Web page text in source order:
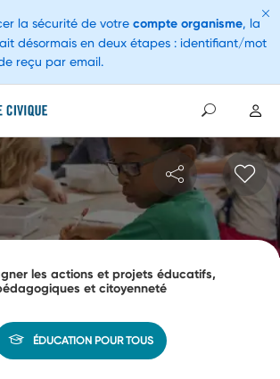
les actions et projets éducatifs,
et citoyenneté
ÉDUCATION POUR TOUS
la sécurité de votre compte organisme, la
désormais en deux étapes : identifiant/mot
reçu par email.